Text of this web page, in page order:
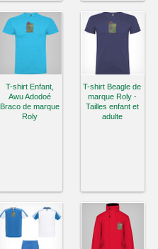
T-shirt Enfant,
Awu Adodoé
Braco de marque
Roly
T-shirt Beagle de
marque Roly -
Tailles enfant et
adulte